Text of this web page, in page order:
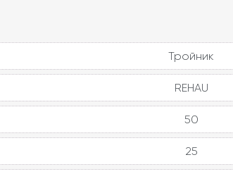
Тройник
REHAU
50
25